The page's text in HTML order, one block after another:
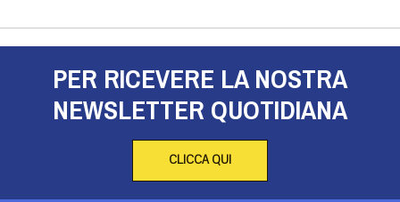
PER RICEVERE LA NOSTRA
NEWSLETTER QUOTIDIANA
CLICCA QUI